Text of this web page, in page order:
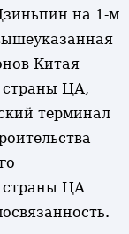
на 1-м
Китая
страны ЦА,
терминал
страны ЦА